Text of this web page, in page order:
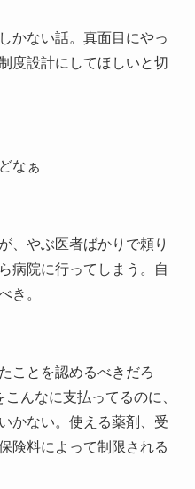
かない話。真面目にやっ
度設計にしてほしいと切
なぁ
、やぶ医者ばかりで頼り
病院に行ってしまう。自
き。
ことを認めるべきだろ
んなに支払ってるのに、
かない。使える薬剤、受
険料によって制限される